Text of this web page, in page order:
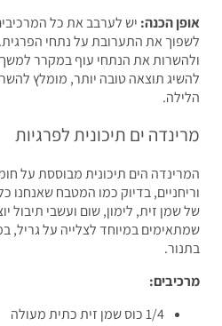
הכנה:יש לערבב את כל המרכיבים יחד
את התערובת על נתחי הפרגית.
את הנתחי עוף במקרר למשך
תוצאה טובה יותר, מומלץ להשרות
ים תיכונית לפרגיות
הים תיכונית מבוססת על חומרי
בדיוק כמו המטבח שאנחנו כל כך
זית, לימון, שום ועשבי תיבול יוצר
במיוחד לצלייה על גריל, במחבת